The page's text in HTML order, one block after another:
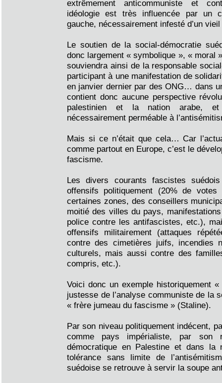
extrêmement anticommuniste et
idéologie est très influencée par un
gauche, nécessairement infesté d’un
Le soutien de la social-démocratie
donc largement « symbolique », « moral
souviendra ainsi de la responsable
participant à une manifestation de
en janvier dernier par des ONG… dans
contient donc aucune perspective
palestinien et la nation arabe,
nécessairement perméable à
Mais si ce n’était que cela… Car
comme partout en Europe, c’est le
fascisme.
Les divers courants fascistes
offensifs politiquement (20% de votes
certaines zones, des conseillers
moitié des villes du pays,
police contre les antifascistes, etc.),
offensifs militairement (attaques
contre des cimetières juifs, incendies
culturels, mais aussi contre des
compris, etc.).
Voici donc un exemple historiquement
justesse de l’analyse communiste de la
« frère jumeau du fascisme » (Staline).
Par son niveau politiquement indécent,
comme pays impérialiste, par son
démocratique en Palestine et dans la
tolérance sans limite de
suédoise se retrouve à servir la soupe